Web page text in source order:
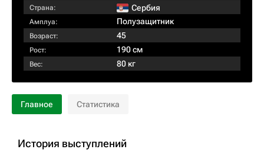
Страна: Сербия
Амплуа: Полузащитник
Возраст: 45
Рост: 190 см
Вес: 80 кг
Главное Статистика
История выступлений